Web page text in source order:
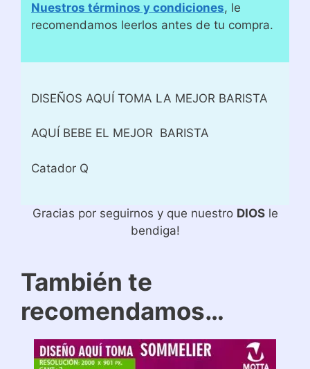
Nuestros términos y condiciones, le
recomendamos leerlos antes de tu compra.
DISEÑOS AQUÍ TOMA LA MEJOR BARISTA
AQUÍ BEBE EL MEJOR BARISTA
Catador Q
Gracias por seguirnos y que nuestro DIOSle
bendiga!
También te
recomendamos…